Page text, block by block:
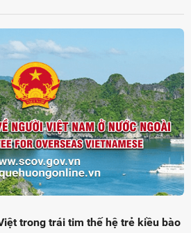
trong trái tim thế hệ trẻ kiều bào